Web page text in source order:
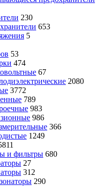
230
653
5
53
474
67
2080
3772
789
983
986
366
1249
и фильтры 680
27
312
290